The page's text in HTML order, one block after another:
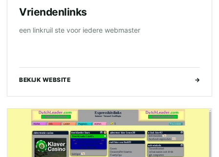
Vriendenlinks
een linkruil ste voor iedere webmaster
BEKIJK WEBSITE →